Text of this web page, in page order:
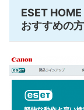
ESET
おすすめの方